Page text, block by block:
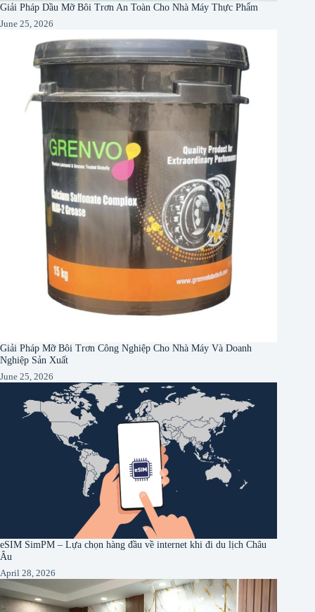
Giải Pháp Dầu Mỡ Bôi Trơn An Toàn Cho Nhà Máy Thực Phẩm
June 25, 2026
Giải Pháp Mỡ Bôi Trơn Công Nghiệp Cho Nhà Máy Và Doanh
Nghiệp Sản Xuất
June 25, 2026
eSIM SimPM – Lựa chọn hàng đầu về internet khi đi du lịch Châu
Âu
April 28, 2026